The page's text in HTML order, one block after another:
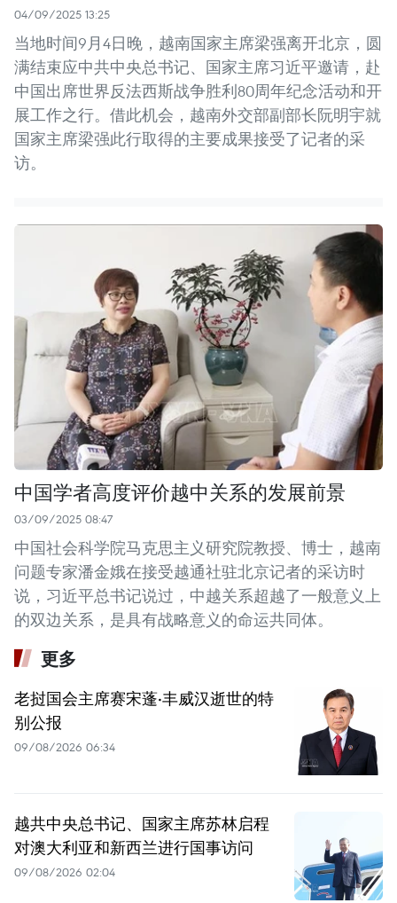
04/09/2025 13:25
当地时间9月4日晚，越南国家主席梁强离开北京，圆
满结束应中共中央总书记、国家主席习近平邀请，赴
中国出席世界反法西斯战争胜利80周年纪念活动和开
展工作之行。借此机会，越南外交部副部长阮明宇就
国家主席梁强此行取得的主要成果接受了记者的采
访。
中国学者高度评价越中关系的发展前景
03/09/2025 08:47
中国社会科学院马克思主义研究院教授、博士，越南
问题专家潘金娥在接受越通社驻北京记者的采访时
说，习近平总书记说过，中越关系超越了一般意义上
的双边关系，是具有战略意义的命运共同体。
更多
老挝国会主席赛宋蓬·丰威汉逝世的特
别公报
09/08/2026 06:34
越共中央总书记、国家主席苏林启程
对澳大利亚和新西兰进行国事访问
09/08/2026 02:04